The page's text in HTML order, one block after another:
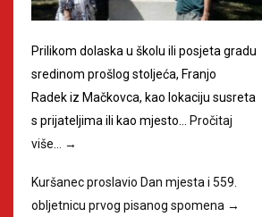
Prilikom dolaska u školu ili posjeta gradu
sredinom prošlog stoljeća, Franjo
Radek iz Mačkovca, kao lokaciju susreta
s prijateljima ili kao mjesto… Pročitaj
više… →
Kuršanec proslavio Dan mjesta i 559.
obljetnicu prvog pisanog spomena →